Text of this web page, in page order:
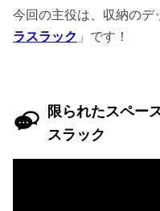
今回の主役は、収納のデ
ラスラック 」です！
限られたスペー
スラック